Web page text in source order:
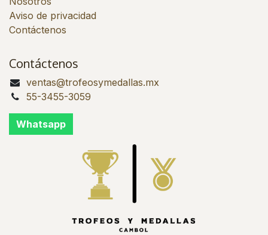
Aviso de privacidad
Contáctenos
Contáctenos
ventas@trofeosymedallas.mx
55-3455-3059
Whatsapp